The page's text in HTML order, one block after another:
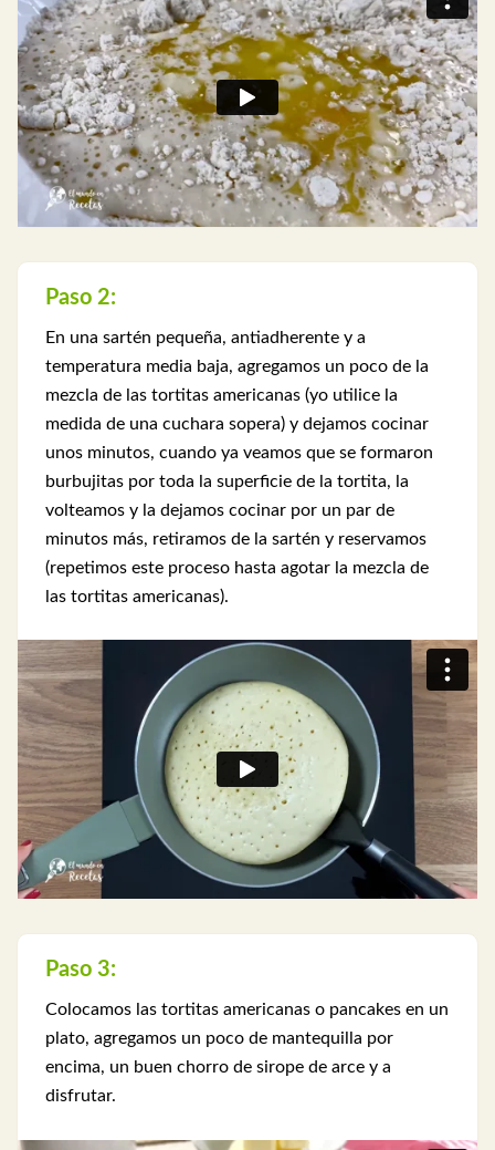
Paso 2:
En una sartén pequeña, antiadherente y a
temperatura media baja, agregamos un poco de la
mezcla de las tortitas americanas (yo utilice la
medida de una cuchara sopera) y dejamos cocinar
unos minutos, cuando ya veamos que se formaron
burbujitas por toda la superficie de la tortita, la
volteamos y la dejamos cocinar por un par de
minutos más, retiramos de la sartén y reservamos
(repetimos este proceso hasta agotar la mezcla de
las tortitas americanas).
Paso 3:
Colocamos las tortitas americanas o pancakes en un
plato, agregamos un poco de mantequilla por
encima, un buen chorro de sirope de arce y a
disfrutar.